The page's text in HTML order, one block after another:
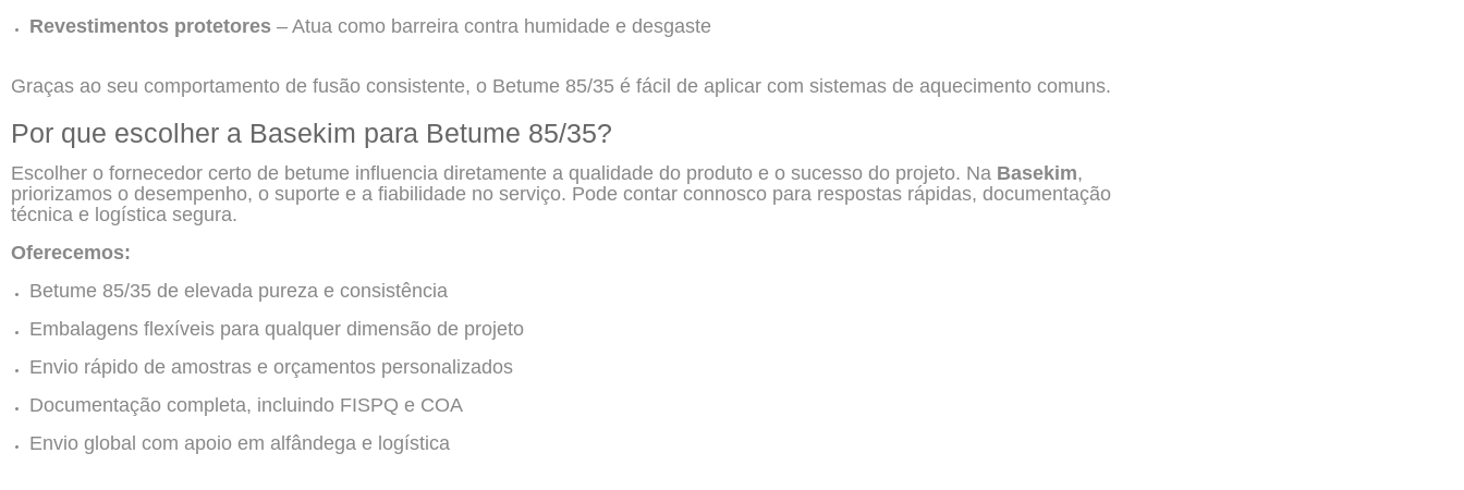
Revestimentos protetores – Atua como barreira contra humidade e desgaste
Graças ao seu comportamento de fusão consistente, o Betume 85/35 é fácil de aplicar com sistemas de aquecimento comuns.
Por que escolher a Basekim para Betume 85/35?
Escolher o fornecedor certo de betume influencia diretamente a qualidade do produto e o sucesso do projeto. Na Basekim,
priorizamos o desempenho, o suporte e a fiabilidade no serviço. Pode contar connosco para respostas rápidas, documentação
técnica e logística segura.
Oferecemos:
Betume 85/35 de elevada pureza e consistência
Embalagens flexíveis para qualquer dimensão de projeto
Envio rápido de amostras e orçamentos personalizados
Documentação completa, incluindo FISPQ e COA
Envio global com apoio em alfândega e logística